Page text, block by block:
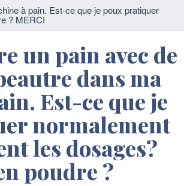
à pain. Est-ce que je peux pratiquer
? MERCI
un pain avec de
dans ma
Est-ce que je
normalement
les dosages?
poudre ?